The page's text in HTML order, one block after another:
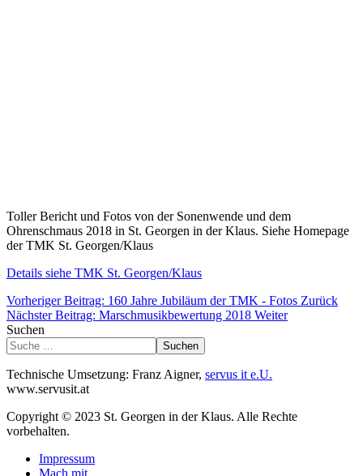
Toller Bericht und Fotos von der Sonenwende und dem
Ohrenschmaus 2018 in St. Georgen in der Klaus. Siehe Homepage
der TMK St. Georgen/Klaus
Details siehe TMK St. Georgen/Klaus
Vorheriger Beitrag: 160 Jahre Jubiläum der TMK - Fotos Zurück
Nächster Beitrag: Marschmusikbewertung 2018 Weiter
Suchen
Suchen
Technische Umsetzung: Franz Aigner, servus it e.U.
www.servusit.at
Copyright © 2023 St. Georgen in der Klaus. Alle Rechte
vorbehalten.
Impressum